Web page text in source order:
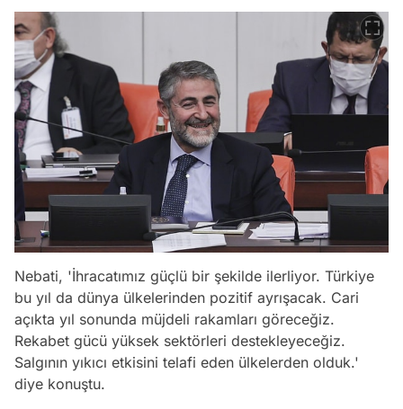
Nebati, 'İhracatımız güçlü bir şekilde ilerliyor. Türkiye
bu yıl da dünya ülkelerinden pozitif ayrışacak. Cari
açıkta yıl sonunda müjdeli rakamları göreceğiz.
Rekabet gücü yüksek sektörleri destekleyeceğiz.
Salgının yıkıcı etkisini telafi eden ülkelerden olduk.'
diye konuştu.